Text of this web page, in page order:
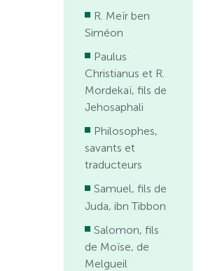
R. Meïr ben
Siméon
Paulus
Christianus et R.
Mordekaï, fils de
Jehosaphali
Philosophes,
savants et
traducteurs
Samuel, fils de
Juda, ibn Tibbon
Salomon, fils
de Moïse, de
Melgueil